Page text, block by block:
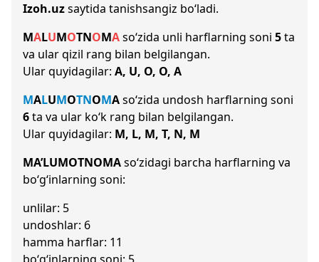
Izoh.uzsaytida tanishsangiz bo‘ladi.
MALUMOTNOMAso‘zida unli harflarning soni 5ta
va ular qizil rang bilan belgilangan.
Ular quyidagilar: A, U, O, O, A
MALUMOTNOMAso‘zida undosh harflarning soni
6ta va ular ko‘k rang bilan belgilangan.
Ular quyidagilar: M, L, M, T, N, M
MA’LUMOTNOMAso‘zidagi barcha harflarning va
bo‘g‘inlarning soni:
unlilar: 5
undoshlar: 6
hamma harflar: 11